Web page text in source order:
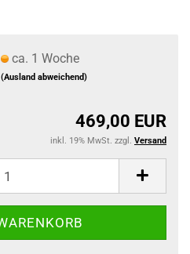
ca. 1 Woche
(Ausland abweichend)
469,00 EUR
inkl. 19% MwSt. zzgl. Versand